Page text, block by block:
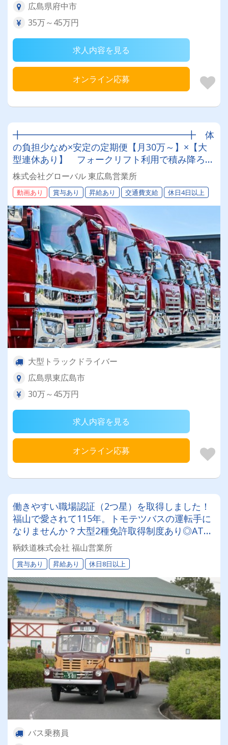
広島県府中市
35万～45万円
求人内容を見る
オンライン応募
╋━━━━━━━━━━━━━━━━━━╋ 体
の負担少なめ×安定の定期便【月30万～】×【大
型連休あり】 フォークリフト利用で積み降ろし
も楽々
╋━━━━━━━━━━━━━━━━━━╋
株式会社グローバル 東広島営業所
動画あり 賞与あり 昇給あり 交通費支給 休日4日以上
大型トラックドライバー
広島県東広島市
30万～45万円
求人内容を見る
オンライン応募
働きやすい職場認証（2つ星）を取得しました！
福山で愛されて115年。トモテツバスの運転手に
なりませんか？大型2種免許取得制度あり◎AT普
通免許があれば応募可能です♪
鞆鉄道株式会社 福山営業所
賞与あり 昇給あり 休日8日以上
バス乗務員